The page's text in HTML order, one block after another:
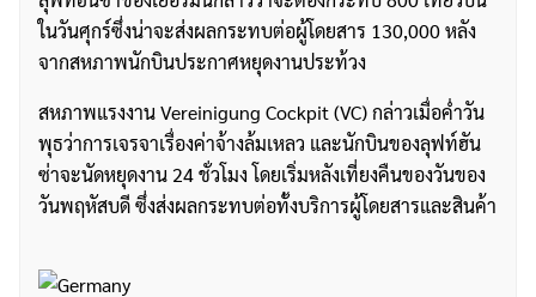
ในวันศุกร์ซึ่งน่าจะส่งผลกระทบต่อผู้โดยสาร 130,000 หลัง
จากสหภาพนักบินประกาศหยุดงานประท้วง
สหภาพแรงงาน Vereinigung Cockpit (VC) กล่าวเมื่อค่ำวัน
พุธว่าการเจรจาเรื่องค่าจ้างล้มเหลว และนักบินของลุฟท์ฮัน
ซ่าจะนัดหยุดงาน 24 ชั่วโมง โดยเริ่มหลังเที่ยงคืนของวันของ
วันพฤหัสบดี ซึ่งส่งผลกระทบต่อทั้งบริการผู้โดยสารและสินค้า